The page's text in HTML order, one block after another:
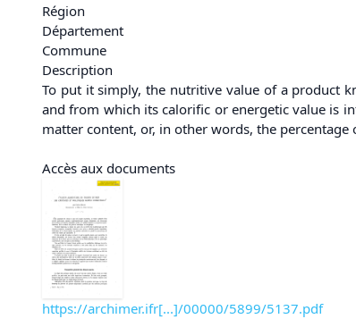
Région
Département
Commune
Description
To put it simply, the nutritive value of a product
and from which its calorific or energetic value is
matter content, or, in other words, the
Accès aux documents
https://archimer.ifr[...]/00000/5899/5137.pdf